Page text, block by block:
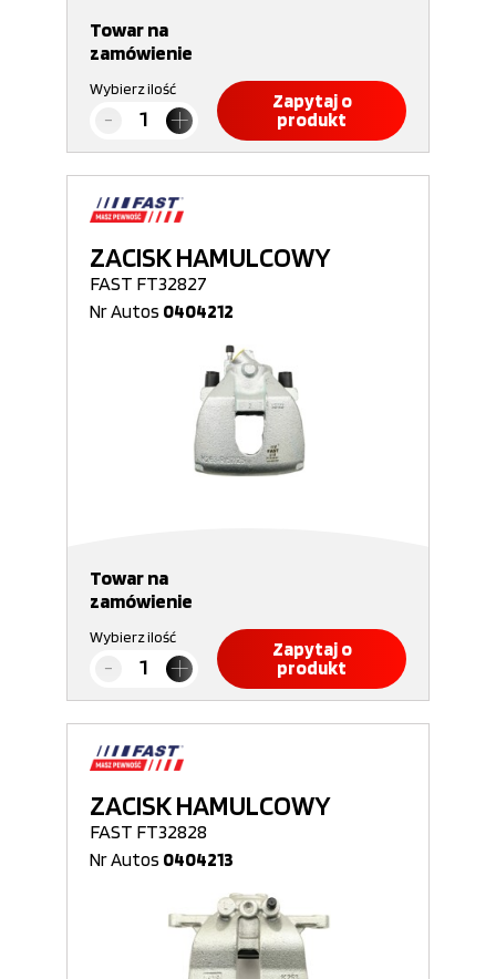
Towar na
zamówienie
Wybierz ilość
Zapytaj o
produkt
ZACISK HAMULCOWY
FAST FT32827
Nr Autos 0404212
Towar na
zamówienie
Wybierz ilość
Zapytaj o
produkt
ZACISK HAMULCOWY
FAST FT32828
Nr Autos 0404213